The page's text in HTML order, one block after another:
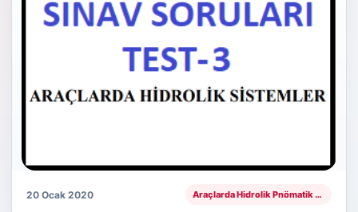
20 Ocak 2020 Araçlarda Hidrolik Pnömatik Sistemler